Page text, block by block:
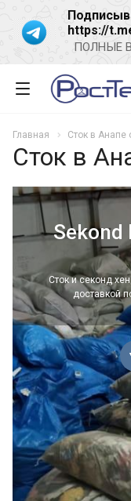
https://
ПОЛНЫЕ
Главная Сток в Анапе
Сток в
Sekond
Сток и секонд
доставкой